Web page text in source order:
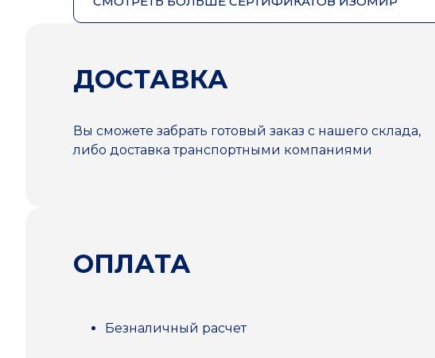
ДОСТАВКА
Вы сможете забрать готовый заказ с нашего склада,
либо доставка транспортными компаниями
ОПЛАТА
Безналичный расчет